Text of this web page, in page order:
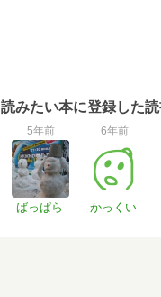
読みたい本に登録した
5年前
ばっぱら
6年前
かっくい